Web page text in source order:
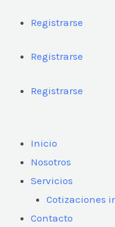
Registrarse
Registrarse
Registrarse
Inicio
Nosotros
Servicios
Cotizaciones
Contacto